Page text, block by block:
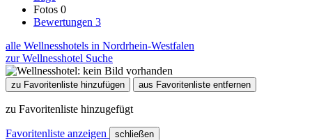
Fotos 0
Bewertungen 3
alle Wellnesshotels in Nordrhein-Westfalen
zur Wellnesshotel Suche
zu Favoritenliste hinzufügen aus Favoritenliste entfernen
zu Favoritenliste hinzugefügt
Favoritenliste anzeigen schließen